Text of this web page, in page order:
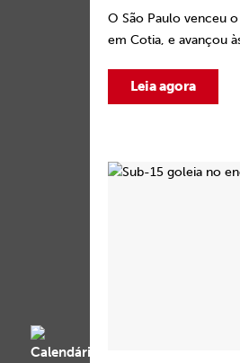
O São Paulo venceu o
em Cotia, e avançou
Leia agora